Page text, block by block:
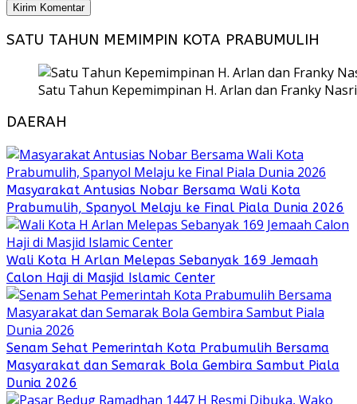
SATU TAHUN MEMIMPIN KOTA PRABUMULIH
Satu Tahun Kepemimpinan H. Arlan dan Franky
DAERAH
Masyarakat Antusias Nobar Bersama Wali Kota
Prabumulih, Spanyol Melaju ke Final Piala Dunia 2026
Wali Kota H Arlan Melepas Sebanyak 169 Jemaah
Calon Haji di Masjid Islamic Center
Senam Sehat Pemerintah Kota Prabumulih Bersama
Masyarakat dan Semarak Bola Gembira Sambut Piala
Dunia 2026